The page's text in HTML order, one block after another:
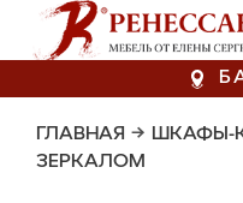
ГЛАВНАЯ → ШКАФЫ-
ЗЕРКАЛОМ